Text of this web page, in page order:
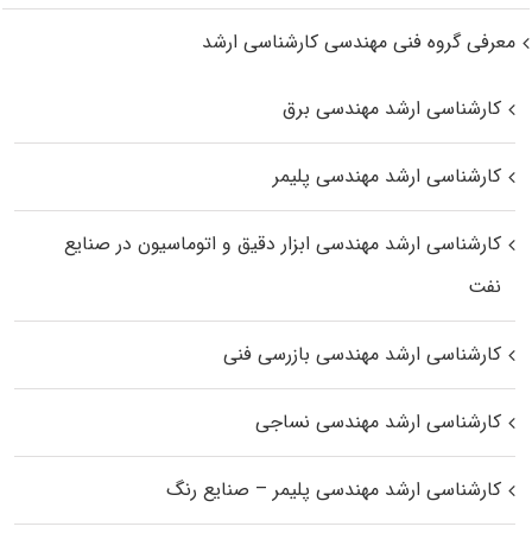
معرفی گروه فنی مهندسی کارشناسی ارشد
کارشناسی ارشد مهندسی برق
کارشناسی ارشد مهندسی پلیمر
کارشناسی ارشد مهندسی ابزار دقیق و اتوماسیون در صنایع
نفت
کارشناسی ارشد مهندسی بازرسی فنی
کارشناسی ارشد مهندسی نساجی
کارشناسی ارشد مهندسی پلیمر – صنایع رنگ